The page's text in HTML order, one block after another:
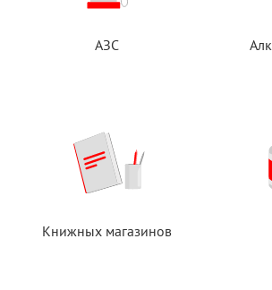
АЗС
Книжных магазинов